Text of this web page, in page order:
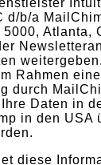
d/b/a
Atlanta,
Rahmen
durch
Daten in
in den USA
diese